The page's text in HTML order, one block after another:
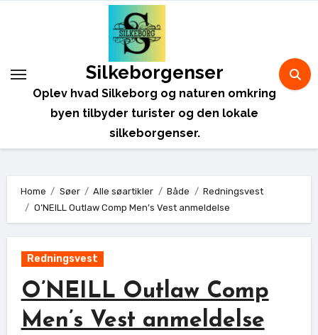
Silkeborgenser
Oplev hvad Silkeborg og naturen omkring
byen tilbyder turister og den lokale
silkeborgenser.
Home Søer Alle søartikler Både
Redningsvest
O’NEILL Outlaw Comp Men’s Vest anmeldelse
Redningsvest
O’NEILL Outlaw Comp
Men’s Vest anmeldelse